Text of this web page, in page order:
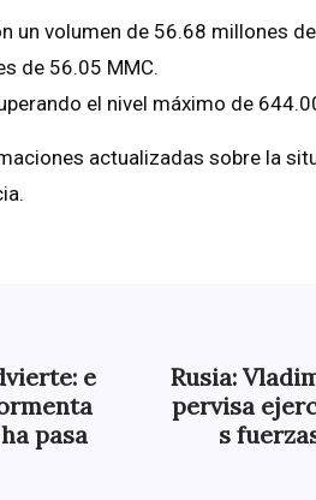
un volumen de 56.68 millones
de 56.05 MMC.
el nivel máximo de
actualizadas sobre la
e
pasa
Rusia:
pervisa
s